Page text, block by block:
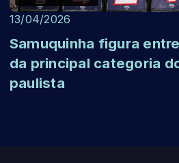
13/04/2026
Samuquinha figura
da principal categoria
paulista